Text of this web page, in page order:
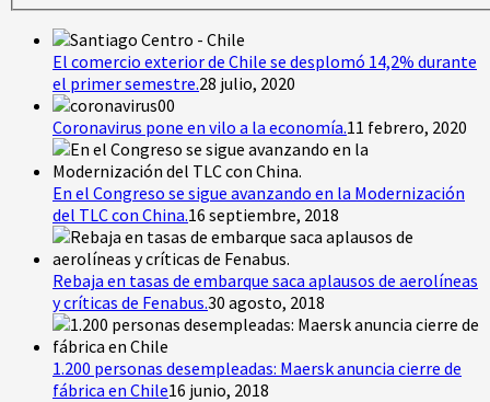
El comercio exterior de Chile se desplomó 14,2% durante
el primer semestre.28 julio, 2020
Coronavirus pone en vilo a la economía.11 febrero, 2020
En el Congreso se sigue avanzando en la Modernización
del TLC con China.16 septiembre, 2018
Rebaja en tasas de embarque saca aplausos de aerolíneas
y críticas de Fenabus.30 agosto, 2018
1.200 personas desempleadas: Maersk anuncia cierre de
fábrica en Chile16 junio, 2018